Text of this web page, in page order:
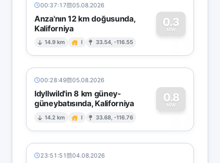
00:37:17 05.08.2026
Anza'nın 12 km doğusunda,
Kaliforniya
14.9 km I 33.54, -116.55
0.3
MW
0
00:28:49 05.08.2026
Idyllwild'in 8 km güney-
güneybatısında, Kaliforniya
14.2 km I 33.68, -116.76
0.8
MW
0
23:51:51 04.08.2026